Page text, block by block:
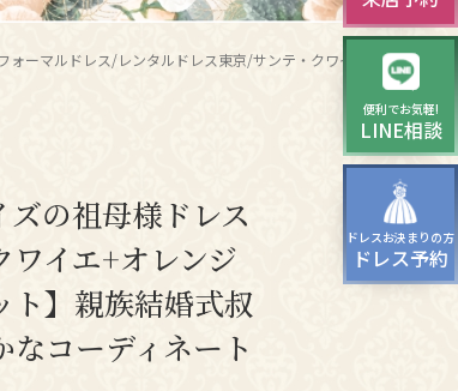
イブニングドレス
の祖母様ドレス
ワイエ+オレンジ
ト】親族結婚式叔
なコーディネート
便利でお気軽!
LINE相談
ドレスお決まりの方
ドレス予約